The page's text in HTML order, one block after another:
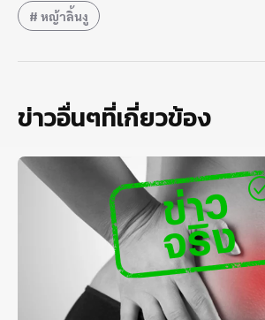
หญ้าลิ้นงู
ข่าวอื่นๆที่เกี่ยวข้อง